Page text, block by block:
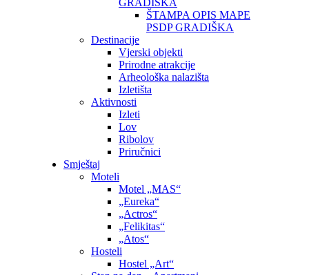
GRADIŠKA
ŠTAMPA OPIS MAPE
PSDP GRADIŠKA
Destinacije
Vjerski objekti
Prirodne atrakcije
Arheološka nalazišta
Izletišta
Aktivnosti
Izleti
Lov
Ribolov
Priručnici
Smještaj
Moteli
Motel „MAS“
„Eureka“
„Actros“
„Felikitas“
„Atos“
Hosteli
Hostel „Art“